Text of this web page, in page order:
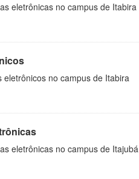
eletrônicas no campus de Itabira
no campus de Itabira
eletrônicas no campus de Itajubá